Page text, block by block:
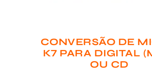
CONVERSÃO DE
K7 PARA DIGITAL
OU CD